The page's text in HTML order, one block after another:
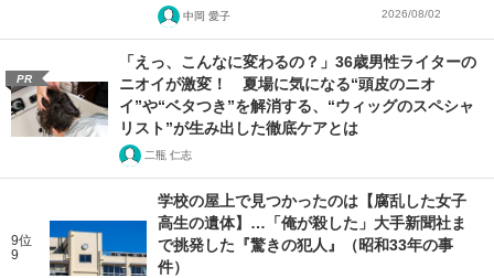
中岡 愛子 2026/08/02
PR
「えっ、こんなに変わるの？」36歳男性ライターの
ニオイが激変！ 夏場に気になる“頭皮のニオ
イ”や“ベタつき”を解消する、“ウィッグのスペシャ
リスト”が生み出した徹底ケアとは
二瓶 仁志
9位
9
学校の屋上で見つかったのは【腐乱した女子
高生の遺体】…「俺が殺した」大手新聞社ま
で挑発した『驚きの犯人』（昭和33年の事
件）